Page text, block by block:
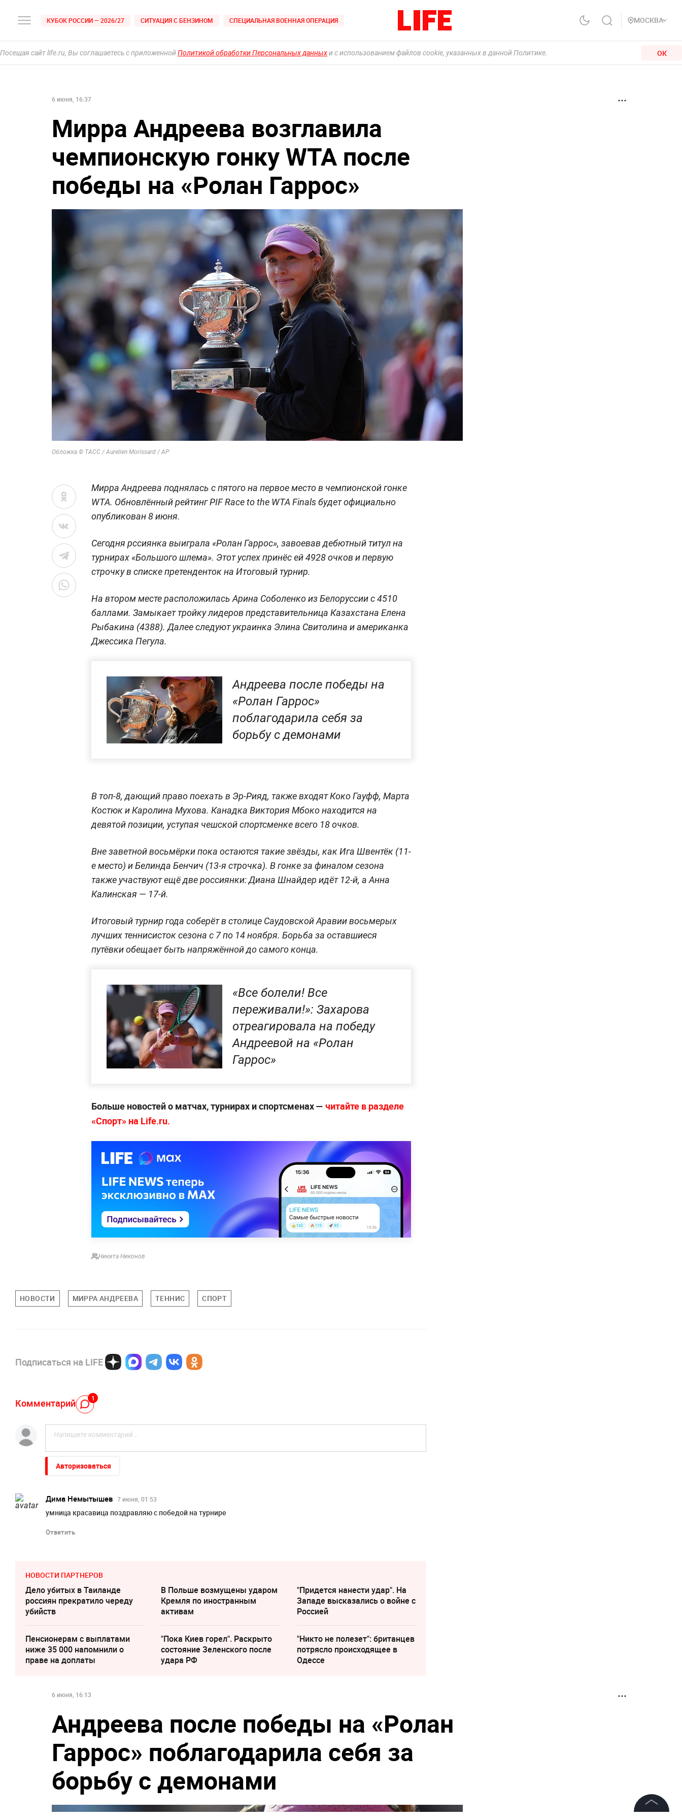
КУБОК РОССИИ — 2026/27 СИТУАЦИЯ С БЕНЗИНОМ СПЕЦИАЛЬНАЯ ВОЕННАЯ ОПЕРАЦИЯ МОСКВА
Посещая сайт life.ru, Вы соглашаетесь с приложеннойПолитикой обработки Персональных данныхи с использованием файлов cookie, указанных в данной Политике. ОК
6 июня, 16:37
Мирра Андреева возглавила
чемпионскую гонку WTA после
победы на «Ролан Гаррос»
Обложка © ТАСС / Aurelien Morissard / АР
Мирра Андреева поднялась с пятого на первое место в чемпионской гонке
WTA. Обновлённый рейтинг PIF Race to the WTA Finals будет официально
опубликован 8 июня.
Сегодня рссиянка выиграла «Ролан Гаррос», завоевав дебютный титул на
турнирах «Большого шлема». Этот успех принёс ей 4928 очков и первую
строчку в списке претенденток на Итоговый турнир.
На втором месте расположилась Арина Соболенко из Белоруссии с 4510
баллами. Замыкает тройку лидеров представительница Казахстана Елена
Рыбакина (4388). Далее следуют украинка Элина Свитолина и американка
Джессика Пегула.
Андреева после победы на
«Ролан Гаррос»
поблагодарила себя за
борьбу с демонами
В топ-8, дающий право поехать в Эр-Рияд, также входят Коко Гауфф, Марта
Костюк и Каролина Мухова. Канадка Виктория Мбоко находится на
девятой позиции, уступая чешской спортсменке всего 18 очков.
Вне заветной восьмёрки пока остаются такие звёзды, как Ига Швентёк (11-
е место) и Белинда Бенчич (13-я строчка). В гонке за финалом сезона
также участвуют ещё две россиянки: Диана Шнайдер идёт 12-й, а Анна
Калинская — 17-й.
Итоговый турнир года соберёт в столице Саудовской Аравии восьмерых
лучших теннисисток сезона с 7 по 14 ноября. Борьба за оставшиеся
путёвки обещает быть напряжённой до самого конца.
«Все болели! Все
переживали!»: Захарова
отреагировала на победу
Андреевой на «Ролан
Гаррос»
Больше новостей о матчах, турнирах и спортсменах — читайте в разделе
«Спорт» на Life.ru.
Никита Никонов
НОВОСТИ МИРРА АНДРЕЕВА ТЕННИС СПОРТ
Подписаться на LIFE
Комментарий 1
Авторизоваться
Дима Немытышев 7 июня, 01:53
умница красавица поздравляю с победой на турнире
Ответить
НОВОСТИ ПАРТНЕРОВ
Дело убитых в Таиланде
россиян прекратило череду
убийств
В Польше возмущены ударом
Кремля по иностранным
активам
"Придется нанести удар". На
Западе высказались о войне с
Россией
Пенсионерам с выплатами
ниже 35 000 напомнили о
праве на доплаты
"Пока Киев горел". Раскрыто
состояние Зеленского после
удара РФ
"Никто не полезет": британцев
потрясло происходящее в
Одессе
6 июня, 16:13
Андреева после победы на «Ролан
Гаррос» поблагодарила себя за
борьбу с демонами